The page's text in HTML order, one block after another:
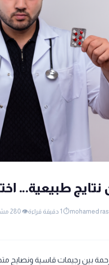
طبيعية…
⏱️ 1 دقيقة قراءة 👁️ 280 مشاهدة
بين رجيمات قاسية ونصايح